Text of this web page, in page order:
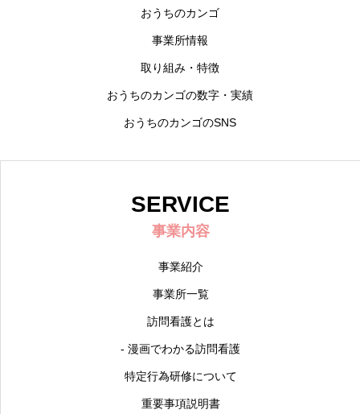
おうちのカンゴ
事業所情報
取り組み・特徴
おうちのカンゴの数字・実績
おうちのカンゴのSNS
SERVICE
事業内容
事業紹介
事業所一覧
訪問看護とは
- 漫画でわかる訪問看護
特定行為研修について
重要事項説明書